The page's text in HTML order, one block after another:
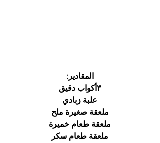
المقادير:
٣أكواب دقيق
علبة زبادي
ملعقة صغيرة ملح
ملعقة طعام خميرة
ملعقة طعام سكر